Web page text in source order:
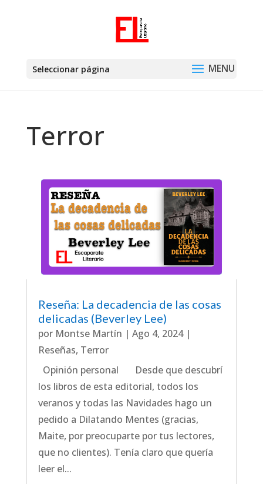
Seleccionar página
Terror
Reseña: La decadencia de las cosas
delicadas (Beverley Lee)
por Montse Martín | Ago 4, 2024|
Reseñas, Terror
Opinión personal Desde que descubrí
los libros de esta editorial, todos los
veranos y todas las Navidades hago un
pedido a Dilatando Mentes (gracias,
Maite, por preocuparte por tus lectores,
que no clientes). Tenía claro que quería
leer el...